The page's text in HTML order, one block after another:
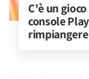
C'è un
console